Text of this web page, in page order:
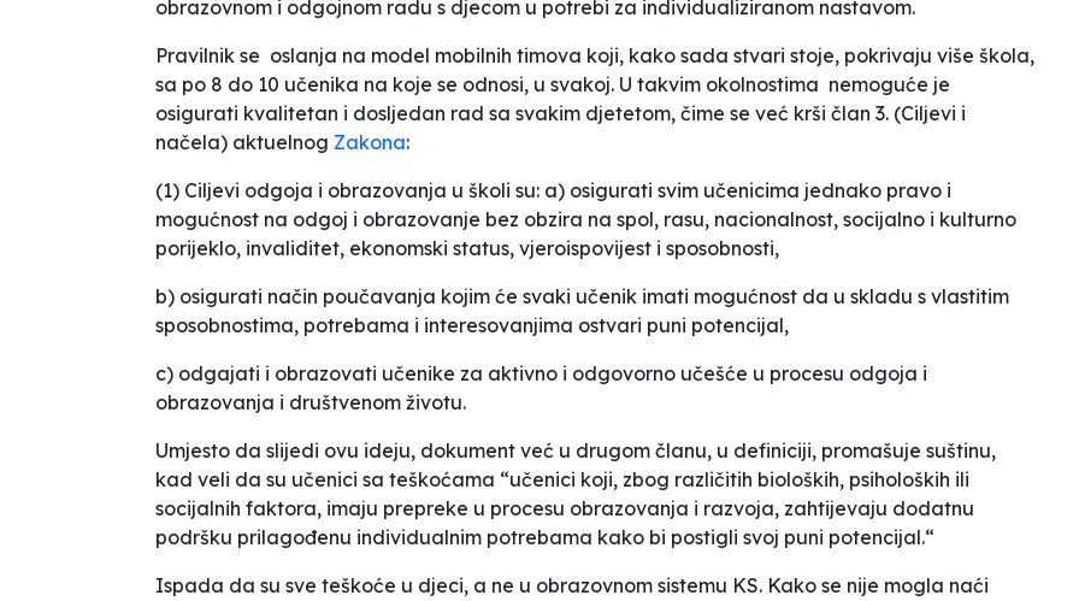
obrazovnom i odgojnom radu s djecom u potrebi za individualiziranom nastavom.
Pravilnik se oslanja na model mobilnih timova koji, kako sada stvari stoje, pokrivaju više škola,
sa po 8 do 10 učenika na koje se odnosi, u svakoj. U takvim okolnostima nemoguće je
osigurati kvalitetan i dosljedan rad sa svakim djetetom, čime se već krši član 3. (Ciljevi i
načela) aktuelnog Zakona:
(1) Ciljevi odgoja i obrazovanja u školi su: a) osigurati svim učenicima jednako pravo i
mogućnost na odgoj i obrazovanje bez obzira na spol, rasu, nacionalnost, socijalno i kulturno
porijeklo, invaliditet, ekonomski status, vjeroispovijest i sposobnosti,
b) osigurati način poučavanja kojim će svaki učenik imati mogućnost da u skladu s vlastitim
sposobnostima, potrebama i interesovanjima ostvari puni potencijal,
c) odgajati i obrazovati učenike za aktivno i odgovorno učešće u procesu odgoja i
obrazovanja i društvenom životu.
Umjesto da slijedi ovu ideju, dokument već u drugom članu, u definiciji, promašuje suštinu,
kad veli da su učenici sa teškoćama “učenici koji, zbog različitih bioloških, psiholoških ili
socijalnih faktora, imaju prepreke u procesu obrazovanja i razvoja, zahtijevaju dodatnu
podršku prilagođenu individualnim potrebama kako bi postigli svoj puni potencijal.“
Ispada da su sve teškoće u djeci, a ne u obrazovnom sistemu KS. Kako se nije mogla naći